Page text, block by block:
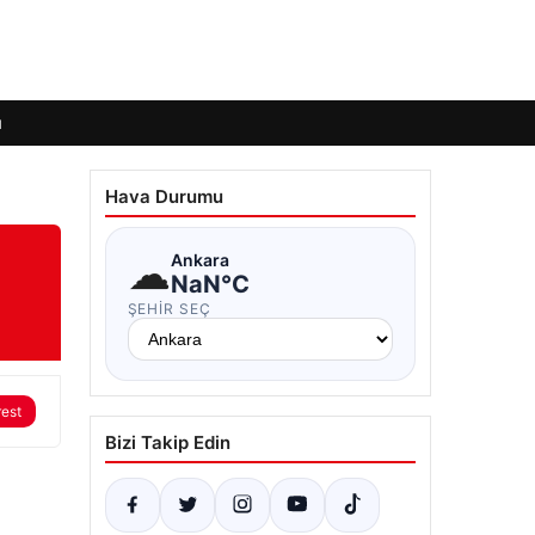
Hava Durumu
☁Ankara
NaN°C
ŞEHIR SEÇ
Bizi Takip Edin